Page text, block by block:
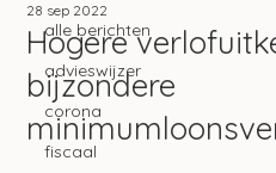
alle berichten
advieswijzer
corona
fiscaal
Hogere
bijzondere
28 sep 2022